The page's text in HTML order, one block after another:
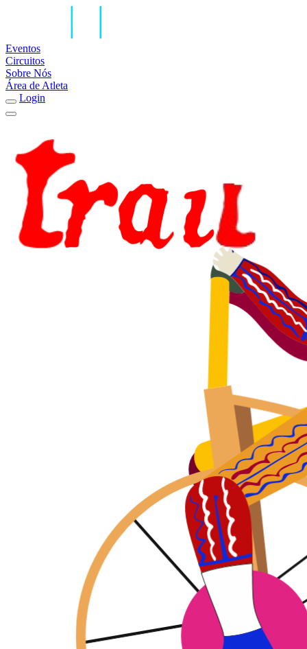
Eventos
Circuitos
Sobre Nós
Área de Atleta
Login